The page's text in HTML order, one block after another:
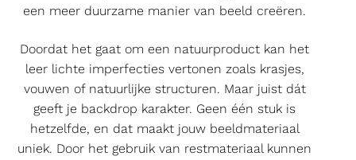
een meer duurzame manier van beeld creëren.
Doordat het gaat om een natuurproduct kan het
leer lichte imperfecties vertonen zoals krasjes,
vouwen of natuurlijke structuren. Maar juist dát
geeft je backdrop karakter. Geen één stuk is
hetzelfde, en dat maakt jouw beeldmateriaal
uniek. Door het gebruik van restmateriaal kunnen